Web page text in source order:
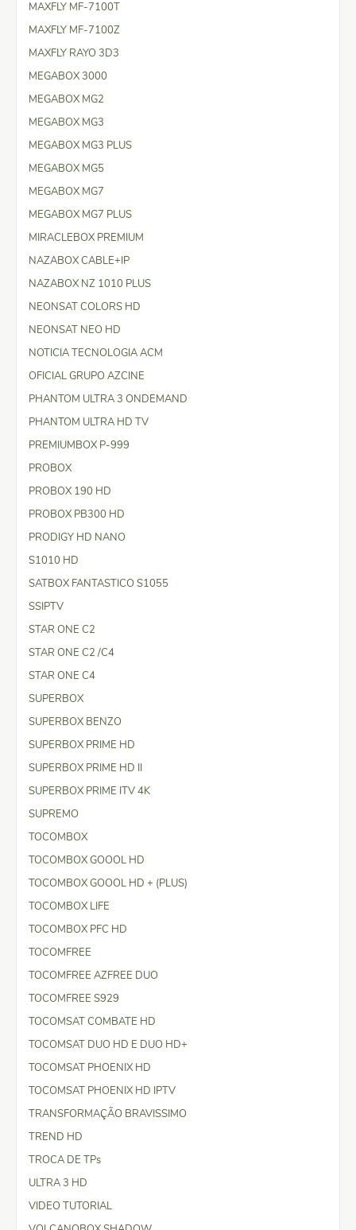
MAXFLY MF-7100T
MAXFLY MF-7100Z
MAXFLY RAYO 3D3
MEGABOX 3000
MEGABOX MG2
MEGABOX MG3
MEGABOX MG3 PLUS
MEGABOX MG5
MEGABOX MG7
MEGABOX MG7 PLUS
MIRACLEBOX PREMIUM
NAZABOX CABLE+IP
NAZABOX NZ 1010 PLUS
NEONSAT COLORS HD
NEONSAT NEO HD
NOTICIA TECNOLOGIA ACM
OFICIAL GRUPO AZCINE
PHANTOM ULTRA 3 ONDEMAND
PHANTOM ULTRA HD TV
PREMIUMBOX P-999
PROBOX
PROBOX 190 HD
PROBOX PB300 HD
PRODIGY HD NANO
S1010 HD
SATBOX FANTASTICO S1055
SSIPTV
STAR ONE C2
STAR ONE C2 /C4
STAR ONE C4
SUPERBOX
SUPERBOX BENZO
SUPERBOX PRIME HD
SUPERBOX PRIME HD II
SUPERBOX PRIME ITV 4K
SUPREMO
TOCOMBOX
TOCOMBOX GOOOL HD
TOCOMBOX GOOOL HD + (PLUS)
TOCOMBOX LIFE
TOCOMBOX PFC HD
TOCOMFREE
TOCOMFREE AZFREE DUO
TOCOMFREE S929
TOCOMSAT COMBATE HD
TOCOMSAT DUO HD E DUO HD+
TOCOMSAT PHOENIX HD
TOCOMSAT PHOENIX HD IPTV
TRANSFORMAÇÃO BRAVISSIMO
TREND HD
TROCA DE TPs
ULTRA 3 HD
VIDEO TUTORIAL